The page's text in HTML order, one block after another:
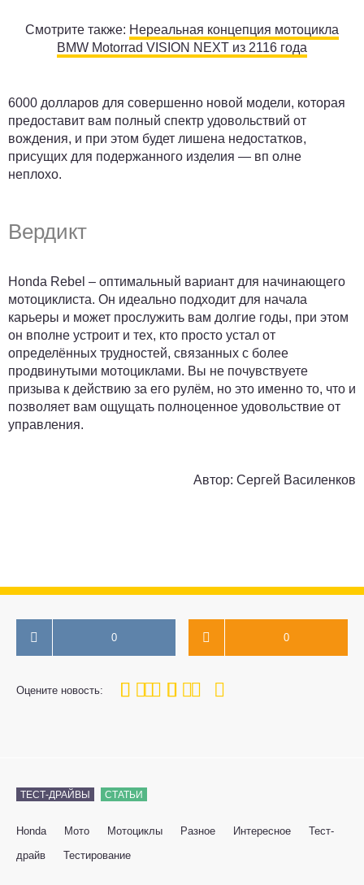
Смотрите также: Нереальная концепция мотоцикла
BMW Motorrad VISION NEXT из 2116 года
6000 долларов для совершенно новой модели, которая
предоставит вам полный спектр удовольствий от
вождения, и при этом будет лишена недостатков,
присущих для подержанного изделия — вп олне
неплохо.
Вердикт
Honda Rebel – оптимальный вариант для начинающего
мотоциклиста. Он идеально подходит для начала
карьеры и может прослужить вам долгие годы, при этом
он вполне устроит и тех, кто просто устал от
определённых трудностей, связанных с более
продвинутыми мотоциклами. Вы не почувствуете
призыва к действию за его рулём, но это именно то, что и
позволяет вам ощущать полноценное удовольствие от
управления.
Автор: Сергей Василенков
0 0
Оцените новость:
100
1 3 4 5
ТЕСТ-ДРАЙВЫ СТАТЬИ
Honda Мото Мотоциклы Разное Интересное
Тест-
драйв
Тестирование